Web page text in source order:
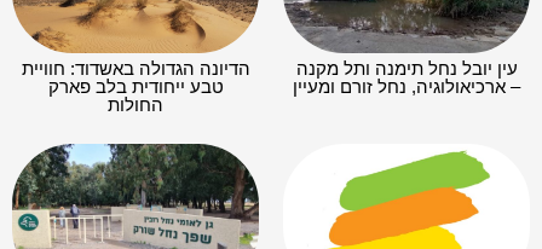
עין יובל נחל תימנה ותל מקנה
– ארכיאולוגיה, נחל זורם ומעיין
הדיונה הגדולה באשדוד: חוויית
טבע ייחודית בלב פארק
החולות